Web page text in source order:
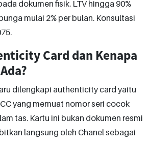
dokumen fisik. LTV hingga 90%
mulai 2% per bulan. Konsultasi
Card dan Kenapa
dilengkapi authenticity card yaitu
yang memuat nomor seri cocok
tas. Kartu ini bukan dokumen resmi
langsung oleh Chanel sebagai